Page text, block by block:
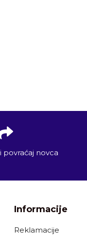
povraćaj novca
Informacije
Reklamacije